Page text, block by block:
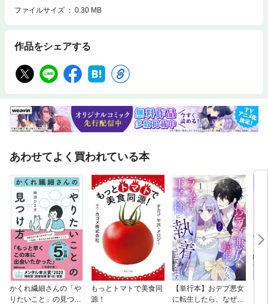
心の不調和と「甘やかし」が病気をもたらす◎病気や不調は「生き方」を
見直すチャンス◎すべての人が幸せになる生き方 etc.
ファイルサイズ
0.30 MB
作品をシェアする
あわせてよく買われている本
かくれ繊細さんの「や
りたいこと」の見つけ
もっとトマトで美食同
源！
【単行本】おデブ悪女
に転生したら、なぜか